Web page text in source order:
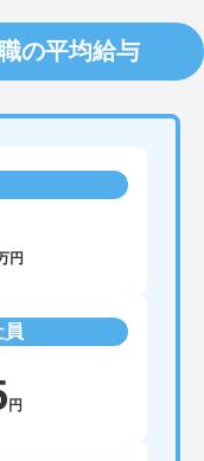
の平均給与
円
員
円